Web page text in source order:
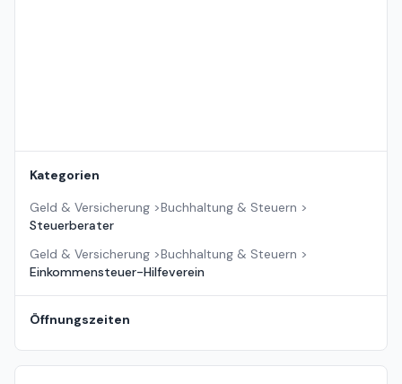
Kategorien
Geld & Versicherung >Buchhaltung & Steuern >
Steuerberater
Geld & Versicherung >Buchhaltung & Steuern >
Einkommensteuer-Hilfeverein
Öffnungszeiten